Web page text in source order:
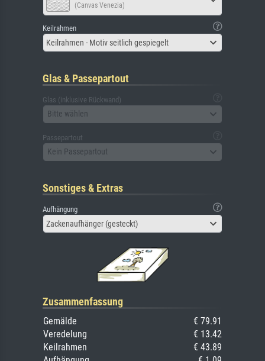
(Canvas Venezia)
Keilrahmen
Keilrahmen - Motiv seitlich gespiegelt
Glas & Passepartout
Glas (inklusive Rückwand)
Bitte wählen
Passepartout
Kein Passepartout
Sonstiges & Extras
Aufhängung
Zackenaufhänger (gesteckt)
Zusammenfassung
Gemälde
€ 79.91
Veredelung
€ 13.42
Keilrahmen
€ 43.89